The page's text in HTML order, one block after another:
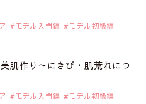
た。
モデル入門編
モデル初級編
肌作り～にきび・肌荒れにつ
モデル入門編
モデル初級編